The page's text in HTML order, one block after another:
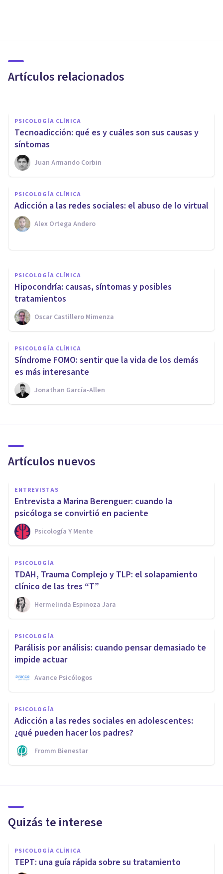
Artículos relacionados
mental
PSICOLOGÍA CLÍNICA
Tecnoadicción: qué es y cuáles son sus causas y
síntomas
Juan Armando Corbin
PSICOLOGÍA CLÍNICA
Adicción a las redes sociales: el abuso de lo virtual
Alex Ortega Andero
PSICOLOGÍA CLÍNICA
​Hipocondríacos digitales: el
peligro de usar Internet para
autodiagnosticarse
PSICOLOGÍA CLÍNICA
Hipocondría: causas, síntomas y posibles
tratamientos
Oscar Castillero Mimenza
PSICOLOGÍA CLÍNICA
Síndrome FOMO: sentir que la vida de los demás
es más interesante
Jonathan García-Allen
Artículos nuevos
ENTREVISTAS
Entrevista a Marina Berenguer: cuando la
psicóloga se convirtió en paciente
Psicología Y Mente
PSICOLOGÍA
TDAH, Trauma Complejo y TLP: el solapamiento
clínico de las tres “T”
Hermelinda Espinoza Jara
PSICOLOGÍA
Parálisis por análisis: cuando pensar demasiado te
impide actuar
Avance Psicólogos
PSICOLOGÍA
Adicción a las redes sociales en adolescentes:
¿qué pueden hacer los padres?
Fromm Bienestar
Quizás te interese
PSICOLOGÍA CLÍNICA
TEPT: una guía rápida sobre su tratamiento